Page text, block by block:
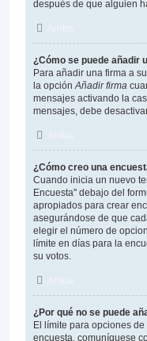
después de que alguien
¿Cómo se puede añadir
Para añadir una firma a
la opciónAñadir firma
mensajes activando la
mensajes, debe
¿Cómo creo una
Cuando inicia un nuevo
Encuesta" debajo del
apropiados para crear
asegurándose de que
elegir el número de
límite en días para la
su votos.
¿Por qué no se puede
El límite para opciones
encuesta, comuníquese